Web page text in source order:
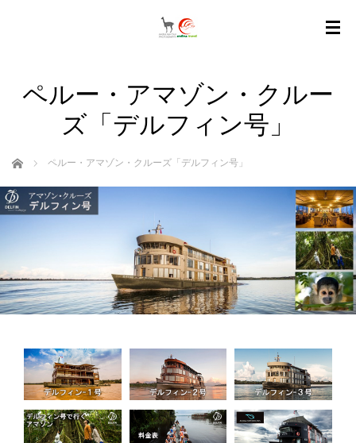
ペルー・アマゾン・クルー
ズ「デルフィン号」
ホーム ペルー・アマゾン・クルーズ「デルフィン号」